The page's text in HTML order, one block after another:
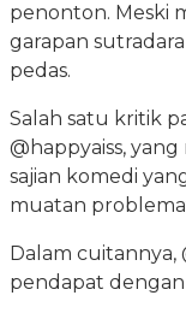
penonton. Meski
garapan
pedas.
Salah satu kritik
@happyaiss,
sajian komedi
muatan
Dalam cuitannya,
pendapat